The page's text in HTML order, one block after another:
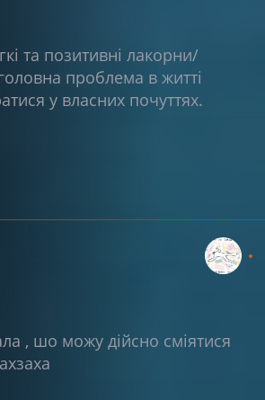
та позитивні лакорни/
проблема в житті
у власних почуттях.
, шо можу дійсно сміятися